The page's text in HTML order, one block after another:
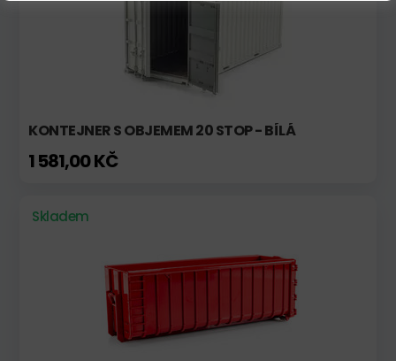
KONTEJNER S OBJEMEM 20 STOP - BÍLÁ
1 581,00 KČ
Skladem